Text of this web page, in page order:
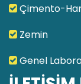
Çimento-
Zemin
Genel